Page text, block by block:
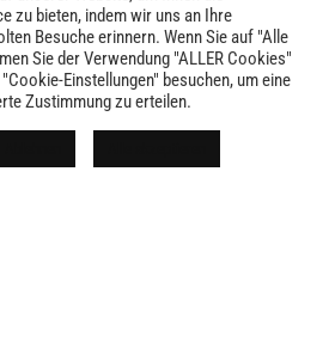
Produktseite
gewählt
werden
LIVID © 2024
zu bieten, indem wir uns an Ihre
Besuche erinnern. Wenn Sie auf "Alle
Sie der Verwendung "ALLER Cookies"
Einstellungen" besuchen, um eine
Zustimmung zu erteilen.